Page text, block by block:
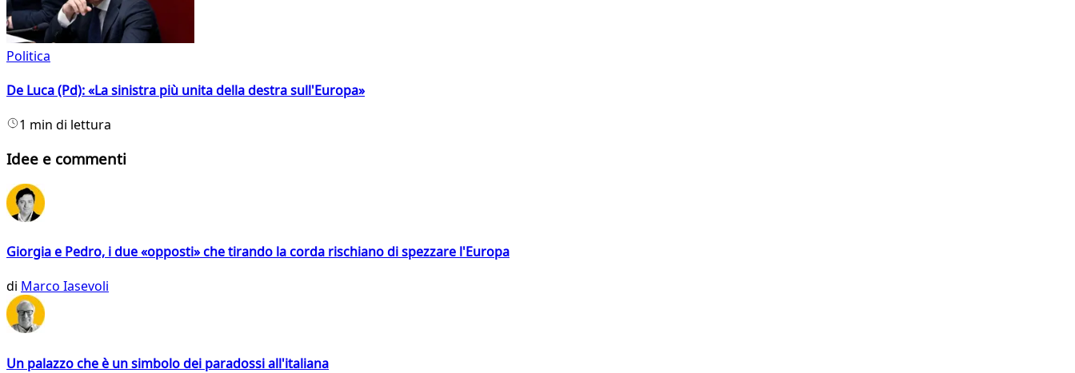
Politica
De Luca (Pd): «La sinistra più unita della destra sull'Europa»
1 min di lettura
Idee e commenti
Giorgia e Pedro, i due «opposti» che tirando la corda rischiano di spezzare l'Europa
di Marco Iasevoli
Un palazzo che è un simbolo dei paradossi all'italiana